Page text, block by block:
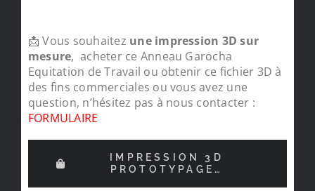
📩 Vous souhaitez une impression 3D sur
mesure, acheter ce Anneau Garocha
Equitation de Travail ou obtenir ce fichier 3D à
des fins commerciales ou vous avez une
question, n’hésitez pas à nous contacter :
FORMULAIRE
IMPRESSION 3D
PROTOTYPAGE…